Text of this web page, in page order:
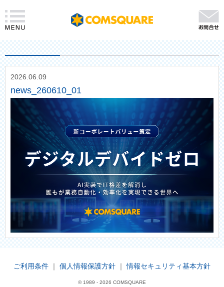
2026.06.09
news_260610_01
ご利用条件 ｜ 個人情報保護方針 ｜情報セキュリティ基本方針
© 1989 - 2026 COMSQUARE